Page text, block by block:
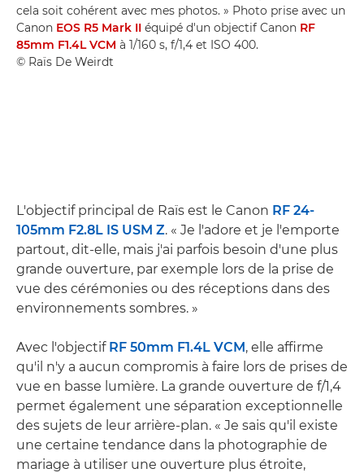
cela soit cohérent avec mes photos. » Photo prise avec un
Canon EOS R5 Mark II équipé d'un objectif Canon RF
85mm F1.4L VCM à 1/160 s, f/1,4 et ISO 400.
© Raïs De Weirdt
L'objectif principal de Raïs est le Canon RF 24-
105mm F2.8L IS USM Z. « Je l'adore et je l'emporte
partout, dit-elle, mais j'ai parfois besoin d'une plus
grande ouverture, par exemple lors de la prise de
vue des cérémonies ou des réceptions dans des
environnements sombres. »
Avec l'objectif RF 50mm F1.4L VCM, elle affirme
qu'il n'y a aucun compromis à faire lors de prises de
vue en basse lumière. La grande ouverture de f/1,4
permet également une séparation exceptionnelle
des sujets de leur arrière-plan. « Je sais qu'il existe
une certaine tendance dans la photographie de
mariage à utiliser une ouverture plus étroite,